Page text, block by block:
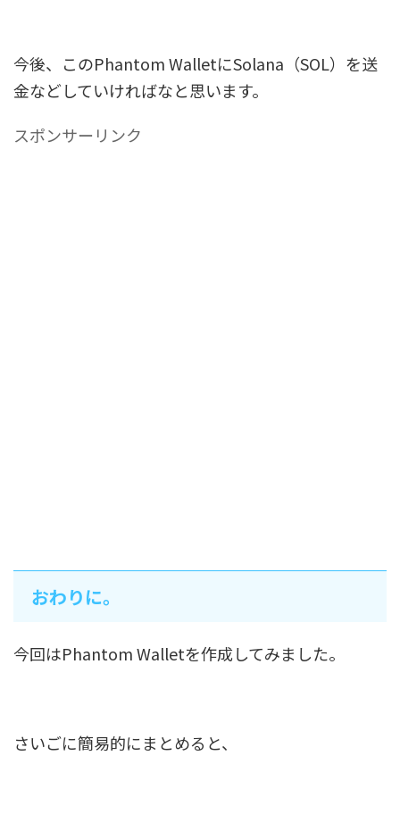
今後、このPhantom WalletにSolana（SOL）を送
金などしていければなと思います。
スポンサーリンク
おわりに。
今回はPhantom Walletを作成してみました。
さいごに簡易的にまとめると、